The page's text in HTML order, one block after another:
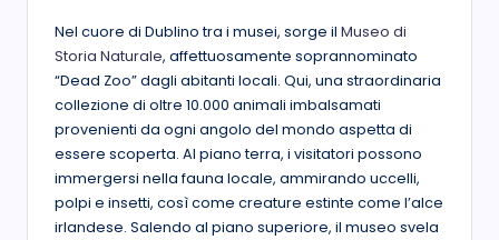
Nel cuore di Dublino tra i musei, sorge il Museo di
Storia Naturale, affettuosamente soprannominato
“Dead Zoo” dagli abitanti locali. Qui, una straordinaria
collezione di oltre 10.000 animali imbalsamati
provenienti da ogni angolo del mondo aspetta di
essere scoperta. Al piano terra, i visitatori possono
immergersi nella fauna locale, ammirando uccelli,
polpi e insetti, così come creature estinte come l’alce
irlandese. Salendo al piano superiore, il museo svela